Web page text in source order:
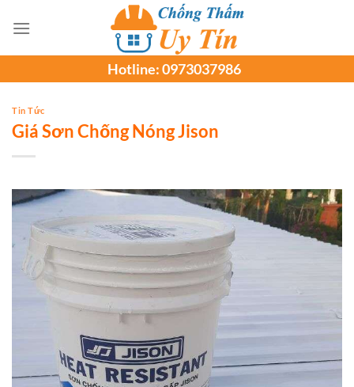
đến
Hotline:0973037986
Tin Tức
Giá Sơn Chống Nóng Jison